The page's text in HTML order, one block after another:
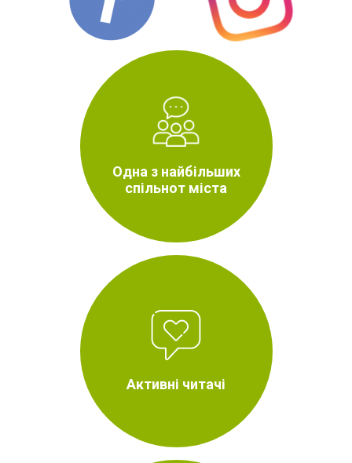
Одна з найбільших
спільнот міста
Активні читачі